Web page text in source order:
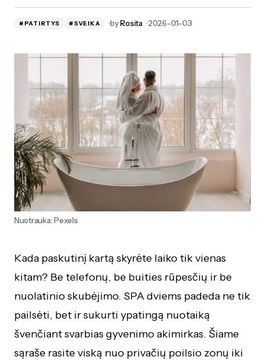
#PATIRTYS #SVEIKA byRosita 2026-01-03
Nuotrauka: Pexels
Kada paskutinį kartą skyrėte laiko tik vienas
kitam? Be telefonų, be buities rūpesčių ir be
nuolatinio skubėjimo. SPA dviems padeda ne tik
pailsėti, bet ir sukurti ypatingą nuotaiką
švenčiant svarbias gyvenimo akimirkas. Šiame
sąraše rasite viską nuo privačių poilsio zonų iki